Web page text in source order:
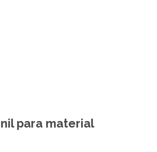
para material